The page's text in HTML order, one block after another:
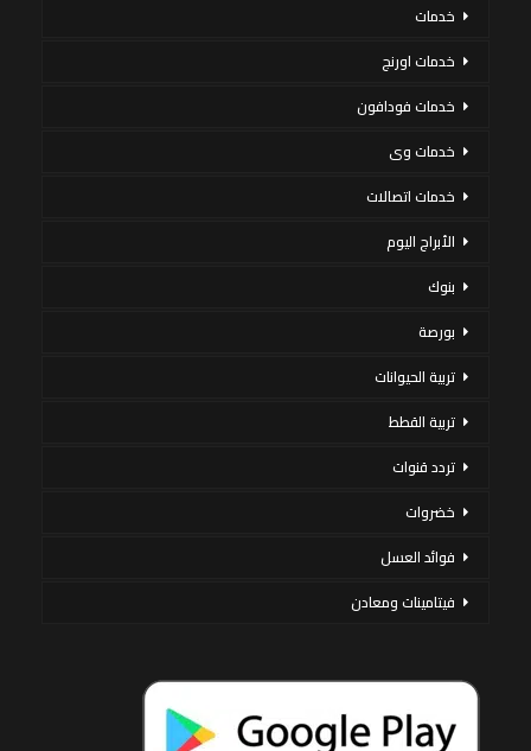
خدمات
خدمات اورنج
خدمات فودافون
خدمات وى
خدمات اتصالات
الأبراج اليوم
بنوك
بورصة
تربية الحيوانات
تربية القطط
تردد قنوات
خضروات
فوائد العسل
فيتامينات ومعادن